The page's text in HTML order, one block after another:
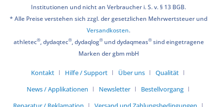
Institutionen und nicht an Verbraucher i. S. v. § 13 BGB.
* Alle Preise verstehen sich zzgl. der gesetzlichen Mehrwertsteuer und
Versandkosten.
athletec®, dydaqtec®, dydaqlog®und dydaqmeas®sind eingetragene
Marken der gbm mbH
Kontakt Hilfe / Support Über uns
Qualität
News / Applikationen
Newsletter
Bestellvorgang